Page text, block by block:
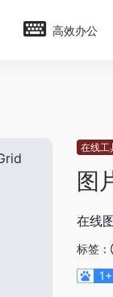
高效办公
在线工
图
在线
标签：
1+